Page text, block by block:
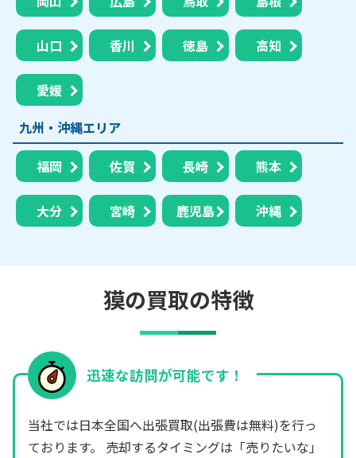
山口 香川 徳島 高知
愛媛
九州・沖縄エリア
福岡 佐賀 長崎 熊本
大分 宮崎 鹿児島 沖縄
獏の買取の特徴
迅速な訪問が可能です！
当社では日本全国へ出張買取(出張費は無料)を行っ
ております。 売却するタイミングは「売りたいな」